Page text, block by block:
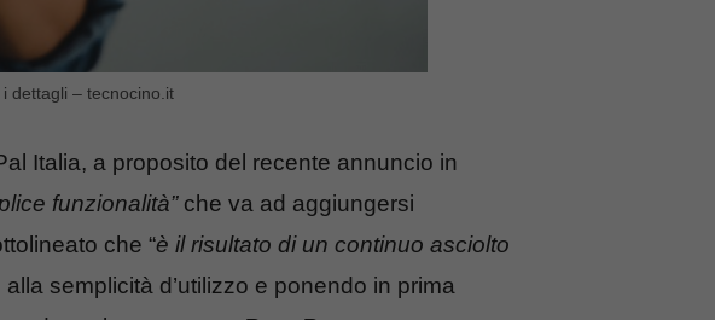
dettagli – tecnocino.it
Italia, a proposito del recente annuncio in
funzionalità”che va ad aggiungersi
che “è il risultato di un continuo asciolto
semplicità d’utilizzo e ponendo in prima